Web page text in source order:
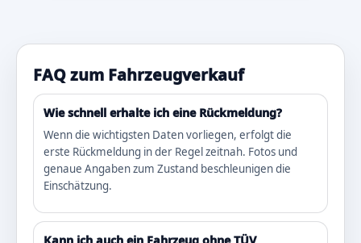
FAQ zum Fahrzeugverkauf
Wie schnell erhalte ich eine Rückmeldung?
Wenn die wichtigsten Daten vorliegen, erfolgt die
erste Rückmeldung in der Regel zeitnah. Fotos und
genaue Angaben zum Zustand beschleunigen die
Einschätzung.